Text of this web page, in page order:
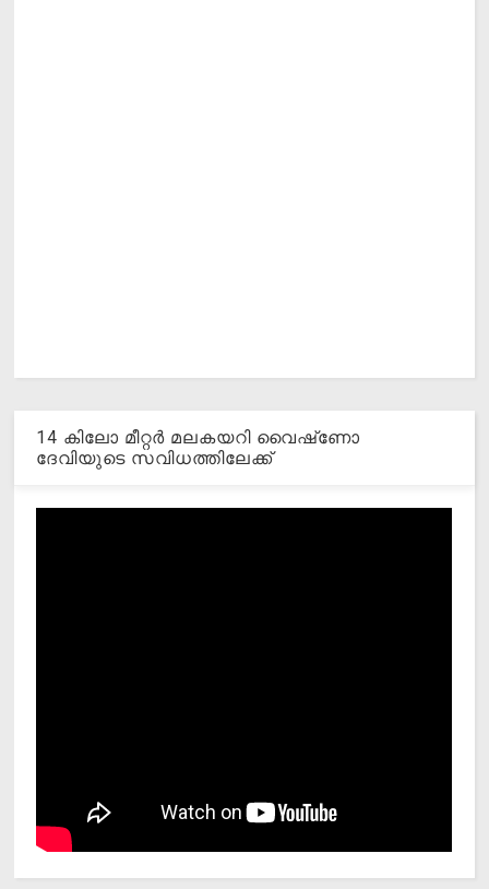
14 കിലോ മീറ്റര്‍ മലകയറി വൈഷ്‌ണോ
ദേവിയുടെ സവിധത്തിലേക്ക്